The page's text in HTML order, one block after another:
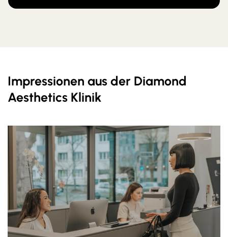
Impressionen aus der Diamond
Aesthetics Klinik